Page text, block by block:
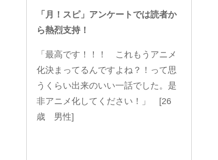
「月！スピ」アンケートでは読者か
ら熱烈支持！
「最高です！！！ これもうアニメ
化決まってるんですよね？！って思
うくらい出来のいい一話でした。是
非アニメ化してください！」 [26
歳 男性]